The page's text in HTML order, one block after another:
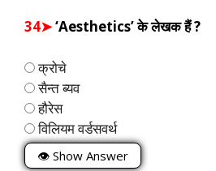
34➤‘Aesthetics’ के लेखक हैं ?
क्रोचे
सैन्त ब्यव
हौरेस
विलियम वर्डसवर्थ
👁 Show Answer